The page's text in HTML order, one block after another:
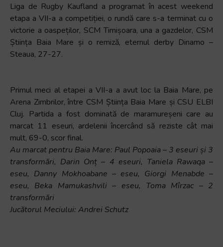
reader,
press
"Ctrl
activates
the
screen
reader
help
you
navigate
and
interact
with
Liga de Rugby Kaufland a programat în acest weekend
etapa a VII-a a competiției, o rundă care s-a terminat cu o
victorie a oaspeților, SCM Timișoara, una a gazdelor, CSM
Știința Baia Mare și o remiză, eternul derby Dinamo –
Steaua, 27-27.
Primul meci al etapei a VII-a a avut loc la Baia Mare, pe
Arena Zimbrilor, între CSM Știința Baia Mare și CSU ELBI
Cluj. Partida a fost dominată de maramureșeni care au
marcat 11 eseuri, ardelenii încercând să reziste cât mai
mult, 69-0, scor final.
Au marcat pentru Baia Mare: Paul Popoaia – 3 eseuri și 3
transformări, Darin Onț – 4 eseuri, Taniela Rawaqa –
eseu, Danny Mokhoabane – eseu, Giorgi Menabde –
eseu, Beka Mamukashvili – eseu, Toma Mîrzac – 2
transformări
Jucătorul Meciului: Andrei Schutz